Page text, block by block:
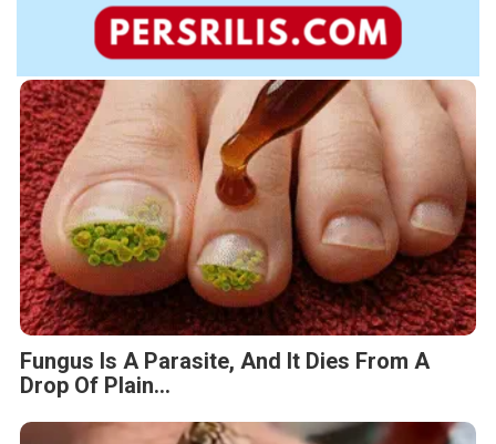
Fungus Is A Parasite, And It Dies From A
Drop Of Plain...